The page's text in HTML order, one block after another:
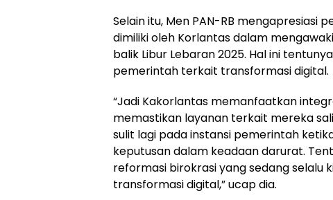
Selain itu, Men PAN-RB mengapresiasi
dimiliki oleh Korlantas dalam
balik Libur Lebaran 2025. Hal ini
pemerintah terkait transformasi digital.
“Jadi Kakorlantas memanfaatkan
memastikan layanan terkait mereka
sulit lagi pada instansi pemerintah
keputusan dalam keadaan darurat.
reformasi birokrasi yang sedang selalu
transformasi digital,” ucap dia.